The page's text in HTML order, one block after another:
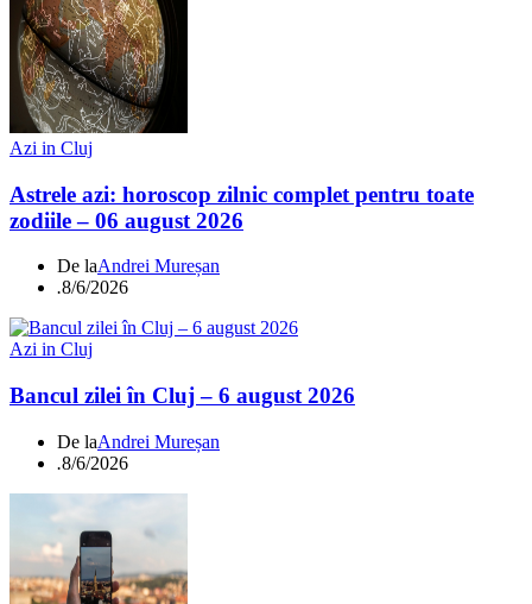
Azi in Cluj
Astrele azi: horoscop zilnic complet pentru toate
zodiile – 06 august 2026
De laAndrei Mureșan
.8/6/2026
Azi in Cluj
Bancul zilei în Cluj – 6 august 2026
De laAndrei Mureșan
.8/6/2026